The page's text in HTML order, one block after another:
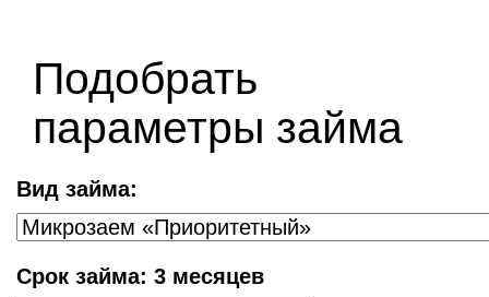
Подобрать
параметры займа
Вид займа:
Срок займа: 3 месяцев